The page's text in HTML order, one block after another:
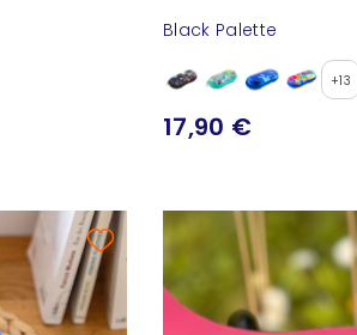
Black Palette
+13
17,90 €